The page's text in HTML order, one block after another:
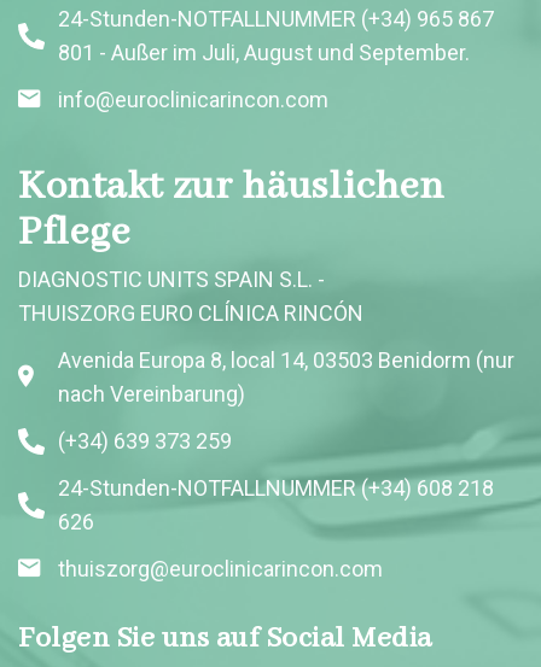
24-Stunden-NOTFALLNUMMER (+34) 965 867
801 - Außer im Juli, August und September.
info@euroclinicarincon.com
Kontakt zur häuslichen
Pflege
DIAGNOSTIC UNITS SPAIN S.L. -
THUISZORG EURO CLÍNICA RINCÓN
Avenida Europa 8, local 14, 03503 Benidorm (nur
nach Vereinbarung)
(+34) 639 373 259
24-Stunden-NOTFALLNUMMER (+34) 608 218
626
thuiszorg@euroclinicarincon.com
Folgen Sie uns auf Social Media